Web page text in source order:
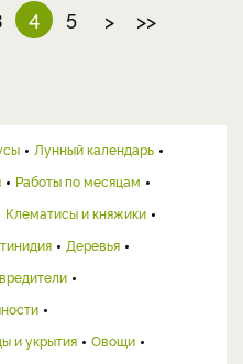
4 5 > >>
Лунный календарь
Работы по месяцам
Клематисы и княжики
Деревья
и укрытия
Овощи